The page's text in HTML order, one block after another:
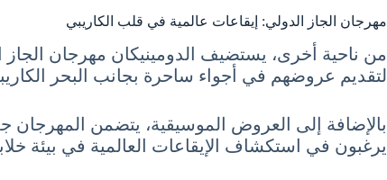
مهرجان الجاز الدولي: إيقاعات عالمية في قلب الكاريبي
من ناحية أخرى، يستضيف الدومينيكان مهرجان الجاز
لتقديم عروضهم في أجواء ساحرة بجانب البحر
بالإضافة إلى العروض الموسيقية، يتضمن
يرغبون في استكشاف الإيقاعات العالمية في بيئة